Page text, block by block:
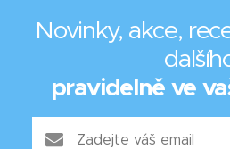
Novinky, akce,
pravidelně ve